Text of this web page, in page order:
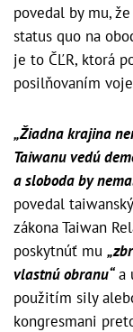
povedal by mu,
status quo na
je to ČĽR, ktorá
posilňovaním
„Žiadna krajina
Taiwanu vedú
a sloboda by
povedal
zákona Taiwan
poskytnúť mu
vlastnú obranu“a
použitím sily
kongresmani